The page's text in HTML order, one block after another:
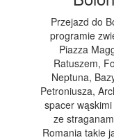
Przejazd do
programie
Piazza
Ratuszem,
Neptuna,
Petroniusza,
spacer
ze
Romania takie